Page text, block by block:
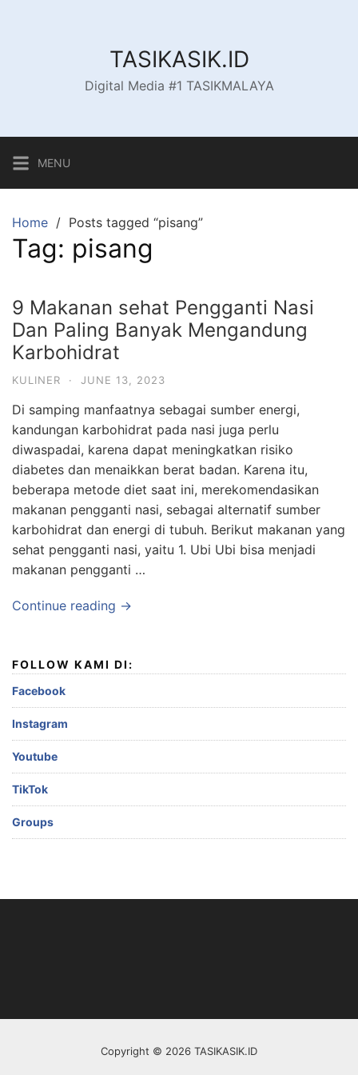
TASIKASIK.ID
Digital Media #1 TASIKMALAYA
MENU
Home Posts tagged “pisang”
Tag: pisang
9 Makanan sehat Pengganti Nasi
Dan Paling Banyak Mengandung
Karbohidrat
KULINER · JUNE 13, 2023
Di samping manfaatnya sebagai sumber energi,
kandungan karbohidrat pada nasi juga perlu
diwaspadai, karena dapat meningkatkan risiko
diabetes dan menaikkan berat badan. Karena itu,
beberapa metode diet saat ini, merekomendasikan
makanan pengganti nasi, sebagai alternatif sumber
karbohidrat dan energi di tubuh. Berikut makanan yang
sehat pengganti nasi, yaitu 1. Ubi Ubi bisa menjadi
makanan pengganti …
Continue reading →
FOLLOW KAMI DI:
Facebook
Instagram
Youtube
TikTok
Groups
Copyright © 2026 TASIKASIK.ID